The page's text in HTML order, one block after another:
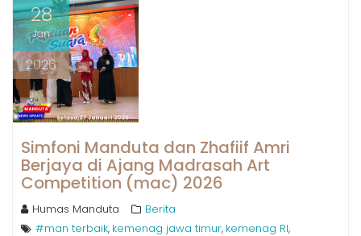
28
Jan
2026
Simfoni Manduta dan Zhafiif Amri
Berjaya di Ajang Madrasah Art
Competition (mac) 2026
Humas Manduta
Berita
#man terbaik, kemenag jawa timur, kemenag RI,